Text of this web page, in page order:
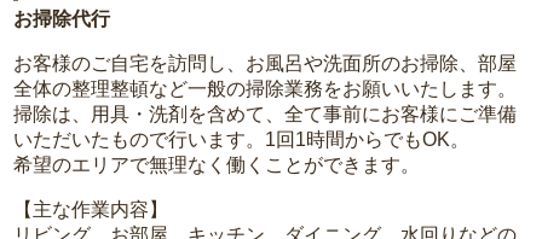
お掃除代行
お客様のご自宅を訪問し、お風呂や洗面所のお掃除、部屋
全体の整理整頓など一般の掃除業務をお願いいたします。
掃除は、用具・洗剤を含めて、全て事前にお客様にご準備
いただいたもので行います。1回1時間からでもOK。
希望のエリアで無理なく働くことができます。
【主な作業内容】
リビング、お部屋、キッチン、ダイニング、水回りなどの